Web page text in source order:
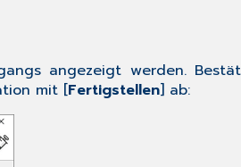
angezeigt werden.
mit [Fertigstellen] ab: